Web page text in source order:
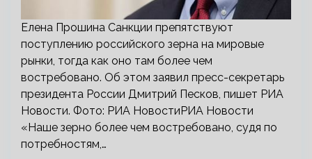
Елена Прошина Санкции препятствуют
поступлению российского зерна на мировые
рынки, тогда как оно там более чем
востребовано. Об этом заявил пресс-секретарь
президента России Дмитрий Песков, пишет РИА
Новости. Фото: РИА НовостиРИА Новости
«Наше зерно более чем востребовано, судя по
потребностям,…